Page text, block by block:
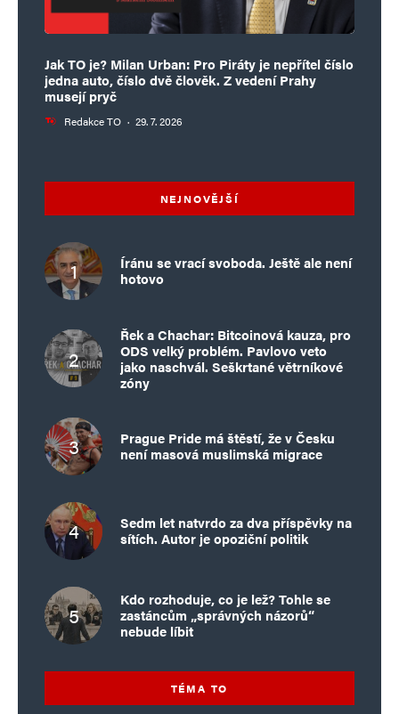
Jak TO je? Milan Urban: Pro Piráty je nepřítel číslo
jedna auto, číslo dvě člověk. Z vedení Prahy
musejí pryč
Redakce TO · 29. 7. 2026
NEJNOVĚJŠÍ
Íránu se vrací svoboda. Ještě ale není
hotovo
Řek a Chachar: Bitcoinová kauza, pro
ODS velký problém. Pavlovo veto
jako naschvál. Seškrtané větrníkové
zóny
Prague Pride má štěstí, že v Česku
není masová muslimská migrace
Sedm let natvrdo za dva příspěvky na
sítích. Autor je opoziční politik
Kdo rozhoduje, co je lež? Tohle se
zastáncům „správných názorů“
nebude líbit
TÉMA TO